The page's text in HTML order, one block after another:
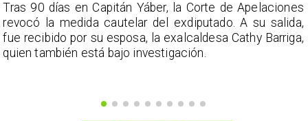
Tras 90 días en Capitán Yáber, la Corte de Apelaciones
revocó la medida cautelar del exdiputado. A su salida,
fue recibido por su esposa, la exalcaldesa Cathy Barriga,
quien también está bajo investigación.